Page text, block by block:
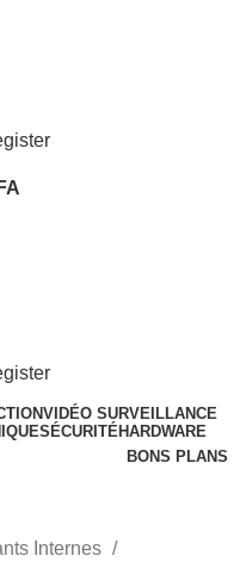
VIDÉO SURVEILLANCE
SÉCURITÉHARDWARE
BONS PLANS
Internes